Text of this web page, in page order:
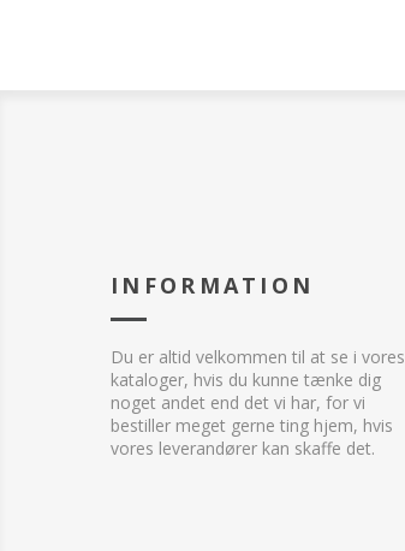
INFORMATION
Du er altid velkommen til at se i vores
kataloger, hvis du kunne tænke dig
noget andet end det vi har, for vi
bestiller meget gerne ting hjem, hvis
vores leverandører kan skaffe det.